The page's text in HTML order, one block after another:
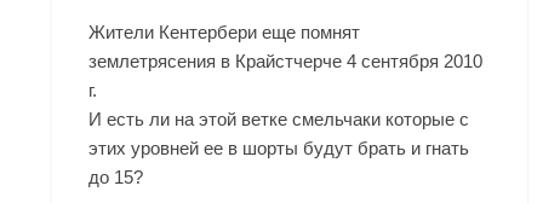
Жители Кентербери еще помнят
землетрясения в Крайстчерче 4 сентября 2010
г.
И есть ли на этой ветке смельчаки которые с
этих уровней ее в шорты будут брать и гнать
до 15?